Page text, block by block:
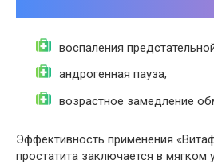
воспаления
андрогенная пауза;
возрастное замедление
Эффективность применения
простатита заключается в мягком